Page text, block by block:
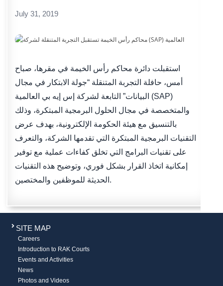
July 31, 2019
استقبلت دائرة محاكم رأس الخيمة في مقرها، صباح
أمس، حافلة التجربة المتنقلة “جولة الابتكار في مجال
البيانات” التابعة لشركة إس إيه بي العالمية (SAP)
والمتخصصة في مجال الحلول البرمجية المبتكرة، وذلك
بالتنسيق مع هيئة الحكومة الإلكترونية، بهدف عرض
التقنيات البرمجية المبتكرة التي تقدمها الشركة، والتعرف
على تقنيات البرامج التي تخلق كفاءات عملية مع توفير
إمكانية اتخاذ القرار بشكل فوري، وتوضيح هذه التقنيات
الحديثة للموظفين والمختصين.
SITE MAP
Careers
Introduction to RAK Courts
Events and Activities
News
Photos and Videos